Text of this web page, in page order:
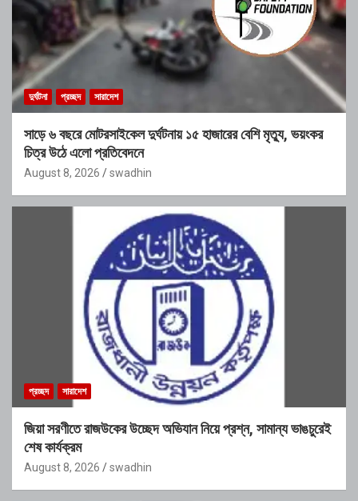
দুর্ঘটনা প্রচ্ছদ সারাদেশ
সাড়ে ৬ বছরে মোটরসাইকেল দুর্ঘটনায় ১৫ হাজারের বেশি মৃত্যু, ভয়ংকর
চিত্র উঠে এলো প্রতিবেদনে
August 8, 2026 swadhin
প্রচ্ছদ সারাদেশ
জিয়া সরণীতে রাজউকের উচ্ছেদ অভিযান নিয়ে প্রশ্ন, সামান্য ভাঙচুরেই
শেষ কার্যক্রম
August 8, 2026 swadhin